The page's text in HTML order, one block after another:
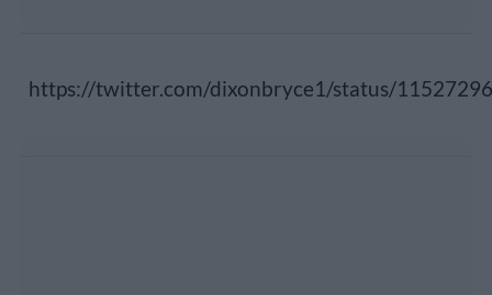
https://twitter.com/dixonbryce1/status/